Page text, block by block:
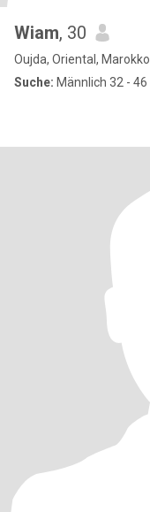
Wiam, 30
Oujda, Oriental, Marokko
Suche: Männlich 32 - 46